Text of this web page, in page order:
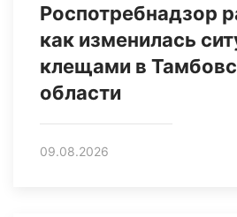
Роспотребнадзор
как изменилась
клещами в
области
09.08.2026